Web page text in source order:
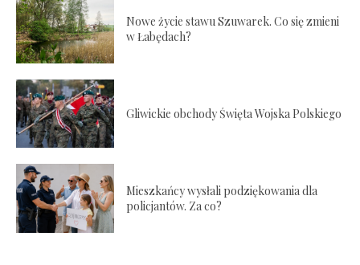
Nowe życie stawu Szuwarek. Co się zmieni
w Łabędach?
Gliwickie obchody Święta Wojska Polskiego
Mieszkańcy wysłali podziękowania dla
policjantów. Za co?